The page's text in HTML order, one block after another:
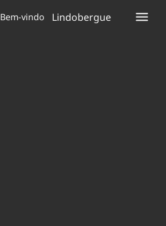
Bem-vindo Lindobergue